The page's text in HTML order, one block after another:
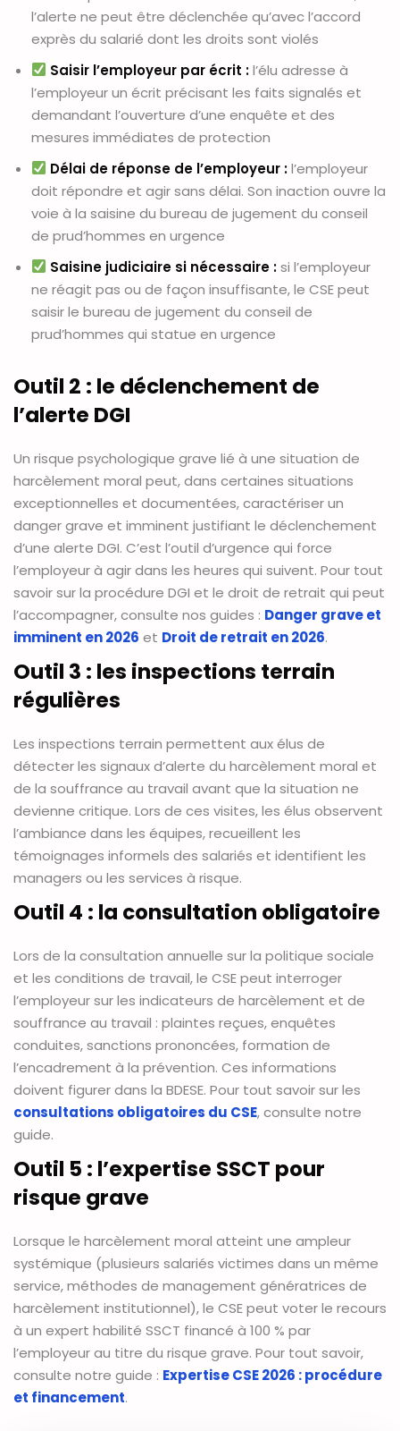
l’alerte ne peut être déclenchée qu’avec l’accord
exprès du salarié dont les droits sont violés
Saisir l’employeur par écrit :l’élu adresse à
l’employeur un écrit précisant les faits signalés et
demandant l’ouverture d’une enquête et des
mesures immédiates de protection
Délai de réponse de l’employeur :l’employeur
doit répondre et agir sans délai. Son inaction ouvre la
voie à la saisine du bureau de jugement du conseil
de prud’hommes en urgence
Saisine judiciaire si nécessaire :si l’employeur
ne réagit pas ou de façon insuffisante, le CSE peut
saisir le bureau de jugement du conseil de
prud’hommes qui statue en urgence
Outil 2 : le déclenchement de
l’alerte DGI
Un risque psychologique grave lié à une situation de
harcèlement moral peut, dans certaines situations
exceptionnelles et documentées, caractériser un
danger grave et imminent justifiant le déclenchement
d’une alerte DGI. C’est l’outil d’urgence qui force
l’employeur à agir dans les heures qui suivent. Pour tout
savoir sur la procédure DGI et le droit de retrait qui peut
l’accompagner, consulte nos guides : Danger grave et
imminent en 2026 et Droit de retrait en 2026.
Outil 3 : les inspections terrain
régulières
Les inspections terrain permettent aux élus de
détecter les signaux d’alerte du harcèlement moral et
de la souffrance au travail avant que la situation ne
devienne critique. Lors de ces visites, les élus observent
l’ambiance dans les équipes, recueillent les
témoignages informels des salariés et identifient les
managers ou les services à risque.
Outil 4 : la consultation obligatoire
Lors de la consultation annuelle sur la politique sociale
et les conditions de travail, le CSE peut interroger
l’employeur sur les indicateurs de harcèlement et de
souffrance au travail : plaintes reçues, enquêtes
conduites, sanctions prononcées, formation de
l’encadrement à la prévention. Ces informations
doivent figurer dans la BDESE. Pour tout savoir sur les
consultations obligatoires du CSE, consulte notre
guide.
Outil 5 : l’expertise SSCT pour
risque grave
Lorsque le harcèlement moral atteint une ampleur
systémique (plusieurs salariés victimes dans un même
service, méthodes de management génératrices de
harcèlement institutionnel), le CSE peut voter le recours
à un expert habilité SSCT financé à 100 % par
l’employeur au titre du risque grave. Pour tout savoir,
consulte notre guide : Expertise CSE 2026 : procédure
et financement.